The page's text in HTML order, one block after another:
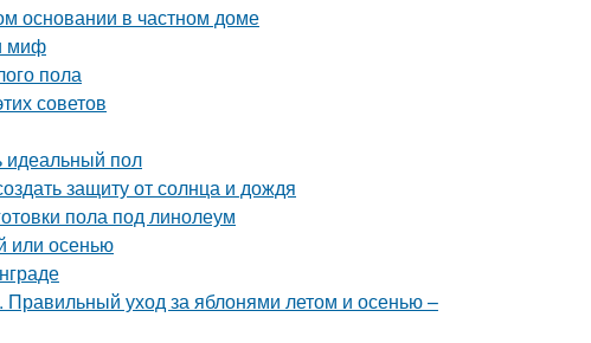
основании в частном доме
миф
пола
советов
идеальный пол
защиту от солнца и дождя
пола под линолеум
или осенью
уход за яблонями летом и осенью –